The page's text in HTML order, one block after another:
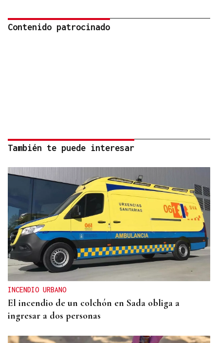
Contenido patrocinado
También te puede interesar
INCENDIO URBANO
El incendio de un colchón en Sada obliga a
ingresar a dos personas